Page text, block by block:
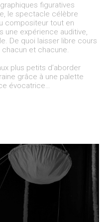
figuratives
le spectacle célèbre
compositeur tout en
une expérience auditive,
De quoi laisser libre cours
chacun et chacune.
plus petits d’aborder
grâce à une palette
évocatrice…